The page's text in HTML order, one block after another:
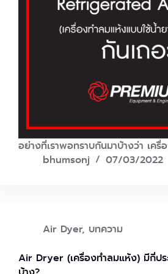
อย่างที่เราพอทราบกันมาบ้างว่า เครื่
bhumsonj
07/03/2022
Air Dyer, บทความ
Air Dryer (เครื่องทำลมแห้ง) มีกี่ประ